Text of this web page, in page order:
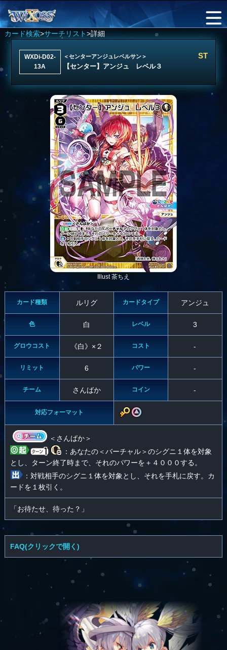
カード検索>サーチリスト>詳細
WXDi-D02-
13A
＜センターアンジュレベルサン＞
【センター】アンジュ レベル３
ST
Illust 茶ちえ
カード種類 ルリグ カードタイプ アンジュ
色 白 レベル 3
グロウコスト 《白》×２ コスト -
リミット 6 パワー -
チーム さんばか コイン -
対応フォーマット
＜さんばか＞
：あなたの＜バーチャル＞のシグニ１体を対象
とし、ターン終了時まで、それのパワーを＋４０００する。
：対戦相手のシグニ１体を対象とし、それを手札に戻す。カ
ードを１枚引く。
「お待たせ、待った？」
FAQ(クリックで開く)